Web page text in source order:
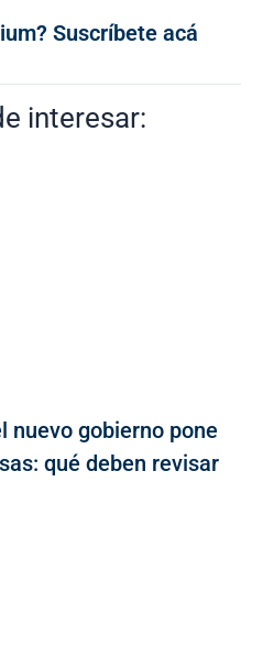
Suscríbete acá
interesar:
nuevo gobierno pone
qué deben revisar